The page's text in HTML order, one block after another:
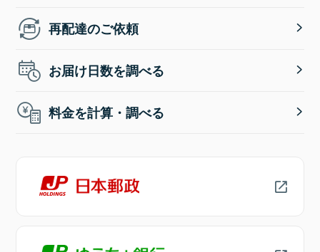
再配達のご依頼
お届け日数を調べる
料金を計算・調べる